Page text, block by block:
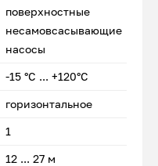
поверхностные
несамовсасывающие
насосы
-15 °С ... +120°С
горизонтальное
1
12 ... 27 м